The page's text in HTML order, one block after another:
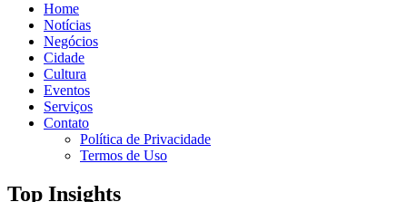
Home
Notícias
Negócios
Cidade
Cultura
Eventos
Serviços
Contato
Política de Privacidade
Termos de Uso
Top Insights